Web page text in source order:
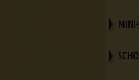
MINI-